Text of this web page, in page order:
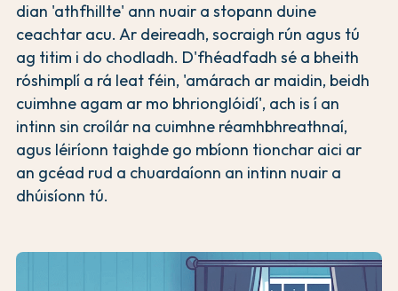
dian 'athfhillte' ann nuair a stopann duine
ceachtar acu. Ar deireadh, socraigh rún agus tú
ag titim i do chodladh. D'fhéadfadh sé a bheith
róshimplí a rá leat féin, 'amárach ar maidin, beidh
cuimhne agam ar mo bhrionglóidí', ach is í an
intinn sin croílár na cuimhne réamhbhreathnaí,
agus léiríonn taighde go mbíonn tionchar aici ar
an gcéad rud a chuardaíonn an intinn nuair a
dhúisíonn tú.